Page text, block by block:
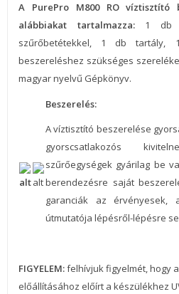
A PurePro M800 RO víztisztító
alábbiakat tartalmazza:1 db 5
szűrőbetétekkel, 1 db tartály,
beszereléshez szükséges
magyar nyelvű Gépkönyv.
Beszerelés:
A víztisztító beszerelése
gyorscsatlakozós
szűrőegységek gyárilag be
berendezésre saját
garanciák az
útmutatója lépésről-lépésre
FIGYELEM:felhívjuk figyelmét, hogy
előállításához előírt a készülékhez